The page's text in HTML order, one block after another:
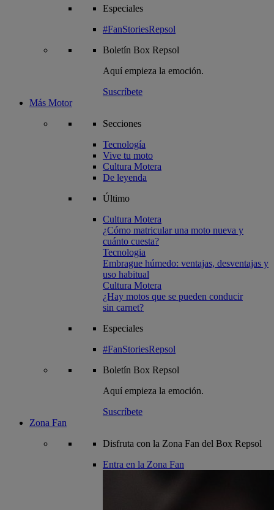
Especiales
#FanStoriesRepsol
Boletín Box Repsol
Aquí empieza la emoción.
Suscríbete
Más Motor
Secciones
Tecnología
Vive tu moto
Cultura Motera
De leyenda
Último
Cultura Motera
¿Cómo matricular una moto nueva y
cuánto cuesta?
Tecnologia
Embrague húmedo: ventajas, desventajas y
uso habitual
Cultura Motera
¿Hay motos que se pueden conducir
sin carnet?
Especiales
#FanStoriesRepsol
Boletín Box Repsol
Aquí empieza la emoción.
Suscríbete
Zona Fan
Disfruta con la Zona Fan del Box Repsol
Entra en la Zona Fan